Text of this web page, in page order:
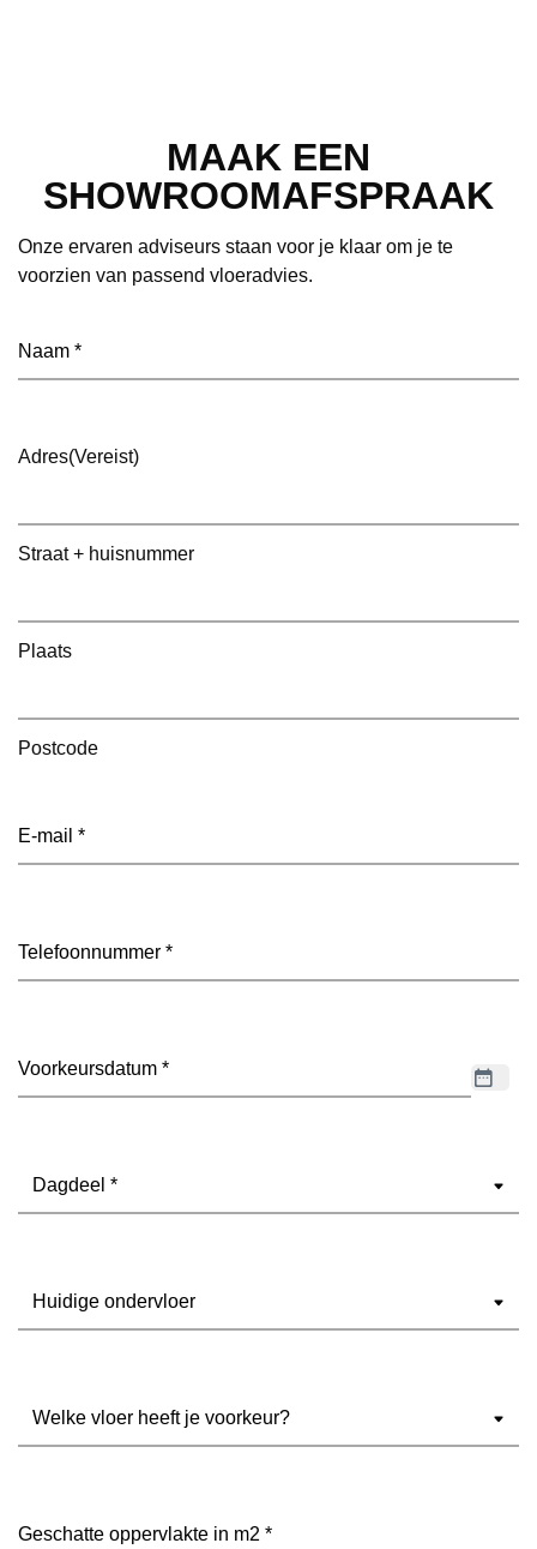
MAAK EEN
SHOWROOMAFSPRAAK
Onze ervaren adviseurs staan voor je klaar om je te
voorzien van passend vloeradvies.
Naam (Vereist)
Adres(Vereist)
Straat + huisnummer
Plaats
Postcode
E-
Telefoon
Datum (Vereist)
Dagdeel (Vereist)
Ondervloer (Vereist)
Welke
Geschatte